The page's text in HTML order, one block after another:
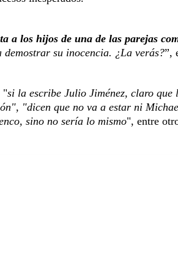
a los hijos de una de las parejas
demostrar su inocencia. ¿La verás?”,
"si la escribe Julio Jiménez, claro que
"dicen que no va a estar ni
sino no sería lo mismo", entre